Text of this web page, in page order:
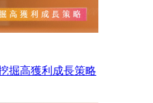
掘高獲利成長策略